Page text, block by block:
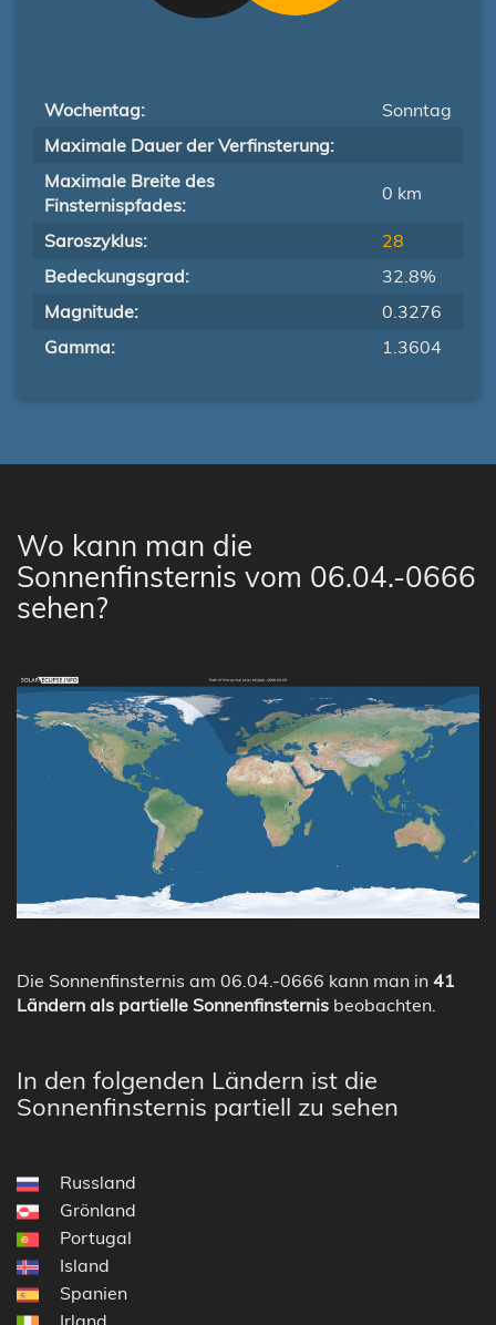
Wochentag:
Sonntag
Maximale Dauer der Verfinsterung:
Maximale Breite des
Finsternispfades:
0 km
Saroszyklus:
28
Bedeckungsgrad:
32.8%
Magnitude:
0.3276
Gamma:
1.3604
Wo kann man die
Sonnenfinsternis vom 06.04.-0666
sehen?
Die Sonnenfinsternis am 06.04.-0666 kann man in 41
Ländern als partielle Sonnenfinsternis beobachten.
In den folgenden Ländern ist die
Sonnenfinsternis partiell zu sehen
Russland
Grönland
Portugal
Island
Spanien
Irland